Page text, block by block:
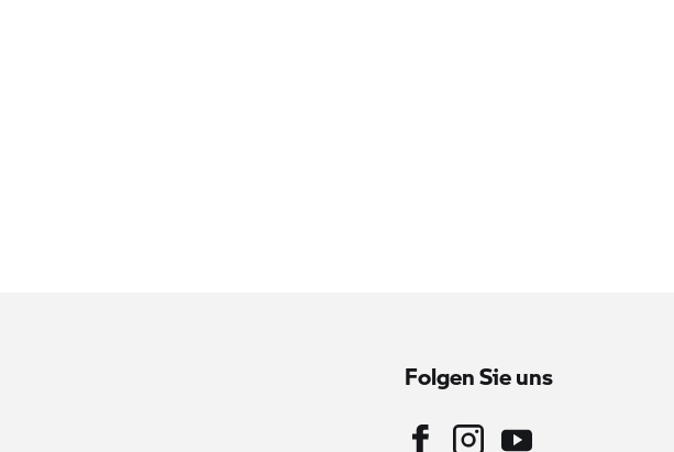
Folgen Sie uns